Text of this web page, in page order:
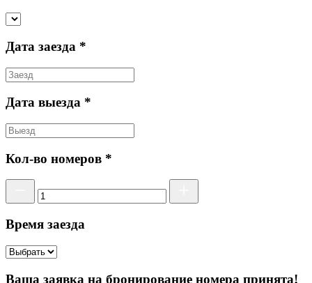
Дата заезда *
Дата выезда *
Кол-во номеров *
Время заезда
Ваша заявка на бронирование номера принята!